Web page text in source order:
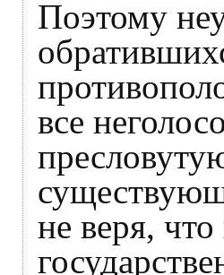
Поэтому
все
не веря,